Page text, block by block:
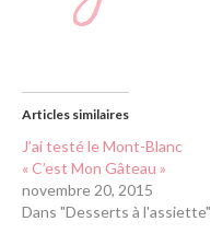
Articles similaires
J’ai testé le Mont-Blanc
« C’est Mon Gâteau »
novembre 20, 2015
Dans "Desserts à l'assiette"